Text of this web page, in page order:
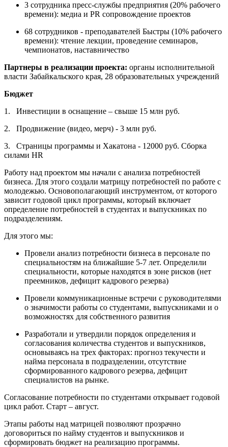
3 сотрудника пресс-службы предприятия (20% рабочего
времени): медиа и PR сопровождение проектов
68 сотрудников - преподавателей Быстры (10% рабочего
времени): чтение лекции, проведение семинаров,
чемпионатов, наставничество
Партнеры в реализации проекта: органы исполнительной
власти Забайкальского края, 28 образовательных учреждений
Бюджет
1. Инвестиции в оснащение – свыше 15 млн руб.
2. Продвижение (видео, мерч) - 3 млн руб.
3. Страницы программы и Хакатона - 12000 руб. Сборка
силами HR
Работу над проектом мы начали с анализа потребностей
бизнеса. Для этого создали матрицу потребностей по работе с
молодежью. Основополагающий инструментом, от которого
зависит годовой цикл программы, который включает
определение потребностей в студентах и выпускниках по
подразделениям.
Для этого мы:
Провели анализ потребности бизнеса в персонале по
специальностям на ближайшие 5-7 лет. Определили
специальности, которые находятся в зоне рисков (нет
преемников, дефицит кадрового резерва)
Провели коммуникационные встречи с руководителями
о значимости работы со студентами, выпускниками и о
возможностях для собственного развития
Разработали и утвердили порядок определения и
согласования количества студентов и выпускников,
основываясь на трех факторах: прогноз текучести и
найма персонала в подразделении, отсутствие
сформированного кадрового резерва, дефицит
специалистов на рынке.
Согласование потребности по студентами открывает годовой
цикл работ. Старт – август.
Этапы работы над матрицей позволяют прозрачно
договориться по найму студентов и выпускников и
сформировать бюджет на реализацию программы.